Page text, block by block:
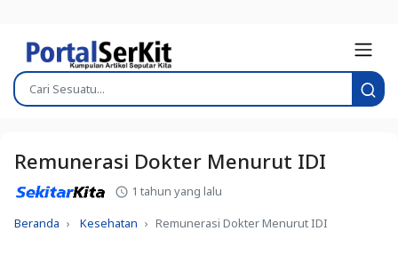
Remunerasi Dokter Menurut IDI
1 tahun yang lalu
Beranda Kesehatan Remunerasi Dokter Menurut IDI